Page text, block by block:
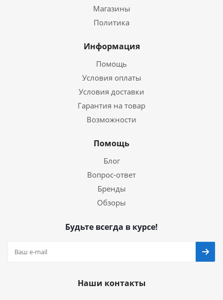
Магазины
Политика
Информация
Помощь
Условия оплаты
Условия доставки
Гарантия на товар
Возможности
Помощь
Блог
Вопрос-ответ
Бренды
Обзоры
Будьте всегда в курсе!
Наши контакты